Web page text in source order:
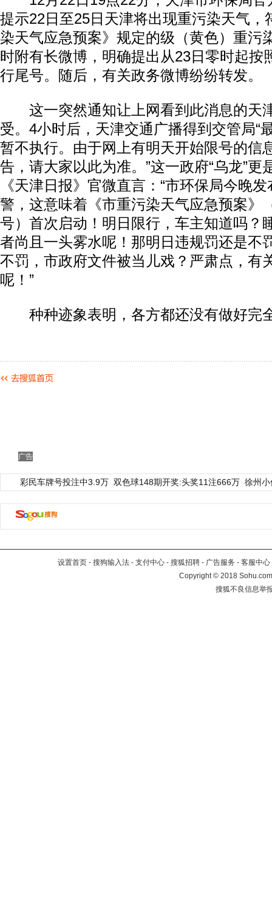
提示22日至25日天津将出现重污染天气，
染天气应急预案》规定的级（黄色）重污
时附有长微博，明确提出从23日零时起按
行尾号。随后，有关政务微博纷纷转发。
这一突然通知让上网看到此消息的天
受。4小时后，天津交通广播得到交管局“
暂不执行。由于网上有明天开始限号的信
告，请大家以此为准。”这一政府“乌龙”更
《天津日报》官微直言：“市环保局今晚
警，这意味着《市重污染天气应急预案》
号）首次启动！明日限行，车主知道吗
者尚且一头雾水呢！那明日违规罚还是不
不罚，市政府文件被当儿戏？严肃点，有
呢！”
种种迹象表明，各方都还没有做好完
广告
彩民车牌号投注中3.9万 双色球148期开奖:头奖11注666万 徐州
设置首页 - 搜狗输入法 - 支付中心 - 搜狐招聘 - 广告服务 - 客服中心
Copyright©2018
搜狐不良信息举